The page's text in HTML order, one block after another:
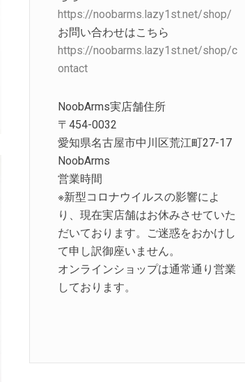
https://noobarms.lazy1st.net/shop/
お問い合わせはこちら
https://noobarms.lazy1st.net/shop/c
ontact
NoobArms実店舗住所
〒454-0032
愛知県名古屋市中川区荒江町27-17
NoobArms
営業時間
※新型コロナウイルスの影響によ
り、現在実店舗はお休みさせていた
だいております。ご迷惑をおかけし
て申し訳御座いません。
オンラインショップは通常通り営業
しております。